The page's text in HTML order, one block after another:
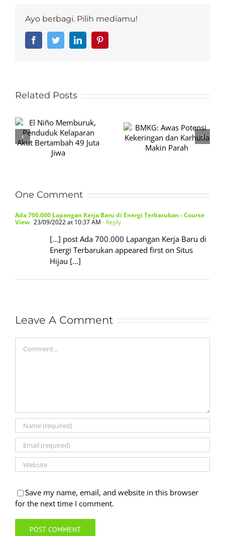
Ayo berbagi. Pilih mediamu!
FacebookTwitterLinkedIn
Related Posts
BMKG: Awas
Potensi
Kekeringan dan
Karhutla Makin
Alarm Iklim
Menyala dari
One Comment
Ada 700.000 Lapangan Kerja Baru di Energi Terbarukan - Course
View 23/09/2022 at 10:37 AM - Reply
[…] post Ada 700.000 Lapangan Kerja Baru di
Energi Terbarukan appeared first on Situs
Hijau […]
Leave A Comment
Save my name, email, and website in this browser
for the next time I comment.